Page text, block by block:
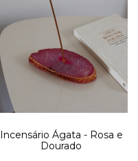
Incensário Ágata - Rosa e
Dourado